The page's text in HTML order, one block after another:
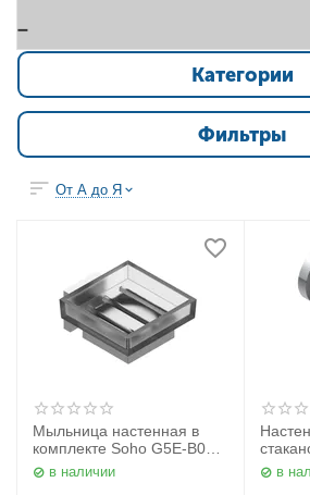
Категории
Фильтры
От А до Я
Мыльница настенная в
комплекте Soho G5E-B01-
500 THG
в наличии
THG
в